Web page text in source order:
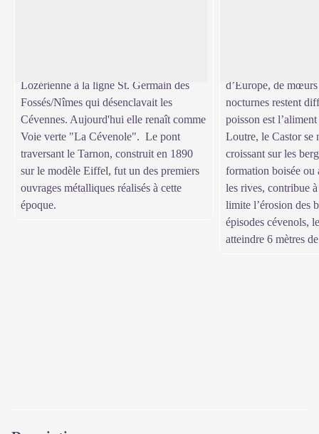
Lozérienne à la ligne St. Germain des
Fossés/Nîmes qui désenclavait les
Cévennes. Aujourd'hui elle renaît comme
Voie verte "La Cévenole". Le pont
traversant le Tarnon, construit en 1890
sur le modèle Eiffel, fut un des premiers
ouvrages métalliques réalisés à cette
époque.
d’Europe, de
nocturnes restent
poisson est
Loutre, le Castor se
croissant sur les
formation boisée ou
les rives, contribue
limite l’érosion des
épisodes cévenols,
atteindre 6 mètres